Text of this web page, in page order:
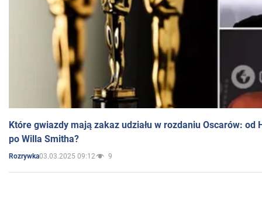
Które gwiazdy mają zakaz udziału w rozdaniu Oscarów: od
po Willa Smitha?
Rozrywka03.03.2025 09:12 9